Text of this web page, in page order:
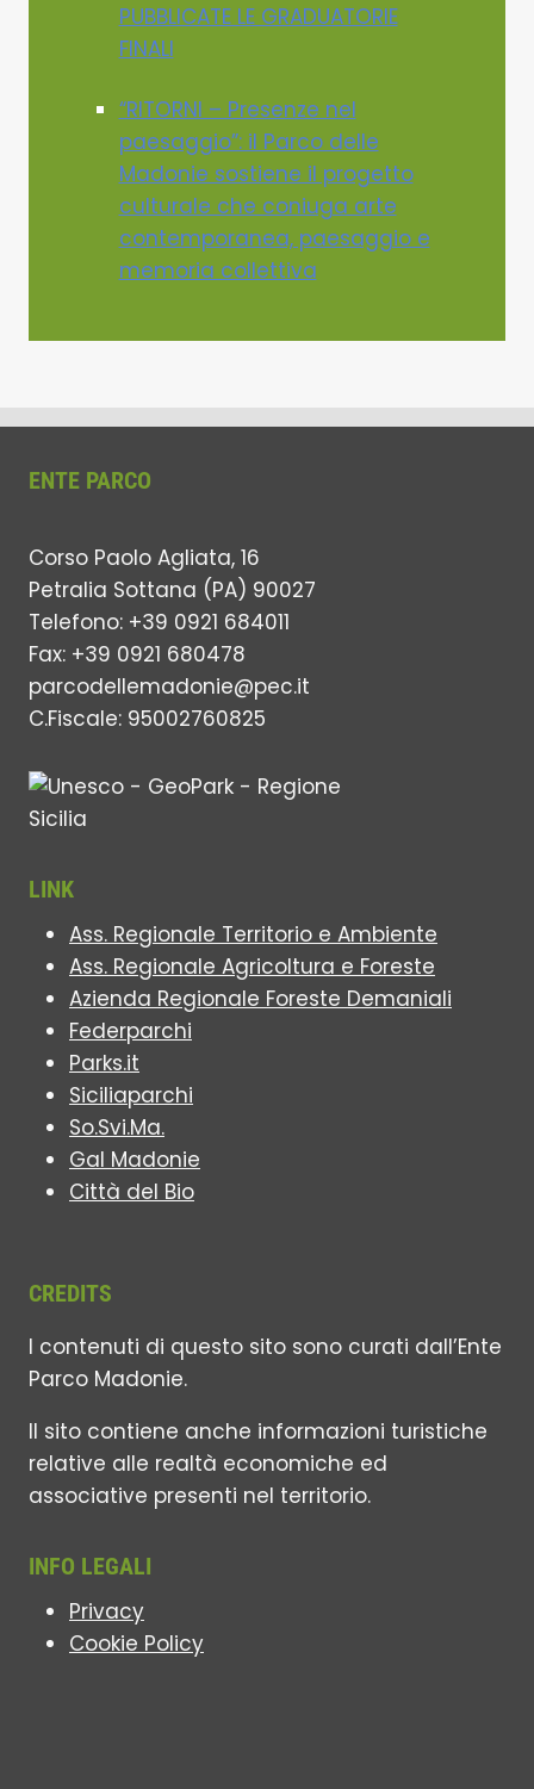
PUBBLICATE LE GRADUATORIE
FINALI
“RITORNI – Presenze nel
paesaggio”: il Parco delle
Madonie sostiene il progetto
culturale che coniuga arte
contemporanea, paesaggio e
memoria collettiva
ENTE PARCO
Corso Paolo Agliata, 16
Petralia Sottana (PA) 90027
Telefono: +39 0921 684011
Fax: +39 0921 680478
parcodellemadonie@pec.it
C.Fiscale: 95002760825
LINK
Ass. Regionale Territorio e Ambiente
Ass. Regionale Agricoltura e Foreste
Azienda Regionale Foreste Demaniali
Federparchi
Parks.it
Siciliaparchi
So.Svi.Ma.
Gal Madonie
Città del Bio
CREDITS
I contenuti di questo sito sono curati dall’Ente
Parco Madonie.
Il sito contiene anche informazioni turistiche
relative alle realtà economiche ed
associative presenti nel territorio.
INFO LEGALI
Privacy
Cookie Policy